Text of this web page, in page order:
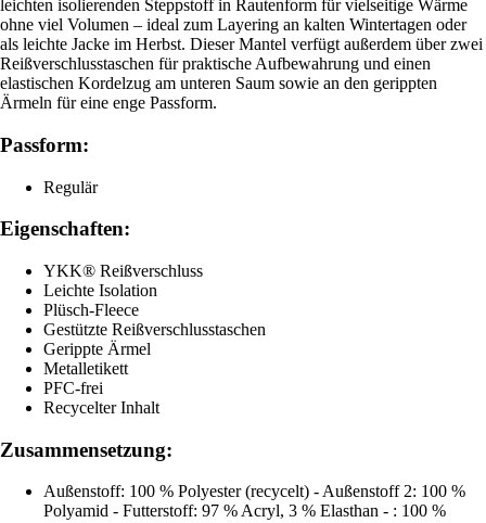
leichten isolierenden Steppstoff in Rautenform für vielseitige Wärme
ohne viel Volumen – ideal zum Layering an kalten Wintertagen oder
als leichte Jacke im Herbst. Dieser Mantel verfügt außerdem über zwei
Reißverschlusstaschen für praktische Aufbewahrung und einen
elastischen Kordelzug am unteren Saum sowie an den gerippten
Ärmeln für eine enge Passform.
Passform:
Regulär
Eigenschaften:
YKK® Reißverschluss
Leichte Isolation
Plüsch-Fleece
Gestützte Reißverschlusstaschen
Gerippte Ärmel
Metalletikett
PFC-frei
Recycelter Inhalt
Zusammensetzung:
Außenstoff: 100 % Polyester (recycelt) - Außenstoff 2: 100 %
Polyamid - Futterstoff: 97 % Acryl, 3 % Elasthan - : 100 %